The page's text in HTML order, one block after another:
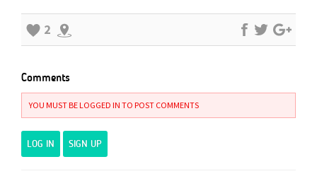
2
Comments
YOU MUST BE LOGGED IN TO POST COMMENTS
LOG IN SIGN UP